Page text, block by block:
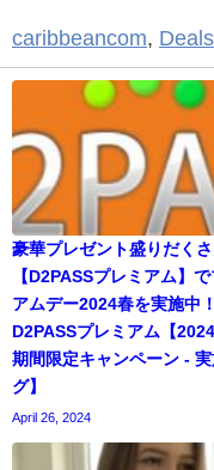
caribbeancom, Deals
豪華プレゼント盛りだくさ
【D2PASSプレミアム】で
アムデー2024春を実施中
D2PASSプレミアム【
期間限定キャンペーン - 実
グ】
April 26, 2024